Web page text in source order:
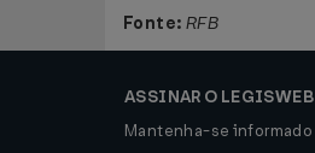
Fonte: RFB
ASSINAR O LEGISWEB
Mantenha-se informado